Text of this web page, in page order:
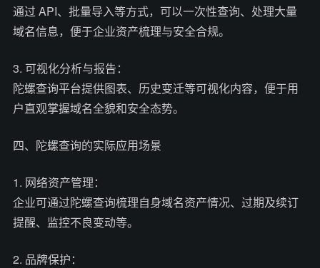
通过 API、批量导入等方式，可以一次性查询、处理大量
域名信息，便于企业资产梳理与安全合规。
3. 可视化分析与报告：
陀螺查询平台提供图表、历史变迁等可视化内容，便于用
户直观掌握域名全貌和安全态势。
四、陀螺查询的实际应用场景
1. 网络资产管理：
企业可通过陀螺查询梳理自身域名资产情况、过期及续订
提醒、监控不良变动等。
2. 品牌保护：